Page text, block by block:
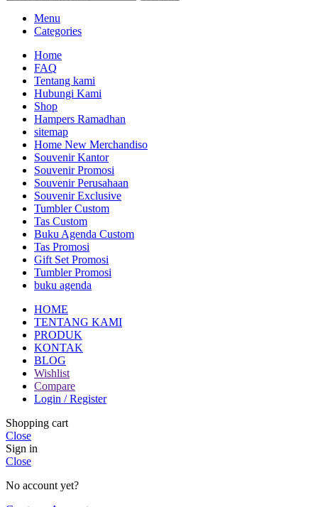
Menu
Categories
Home
FAQ
Tentang kami
Hubungi Kami
Shop
Hampers Ramadhan
sitemap
Home New Merchandiso
Souvenir Kantor
Souvenir Promosi
Souvenir Perusahaan
Souvenir Exclusive
Tumbler Custom
Tas Custom
Buku Agenda Custom
Tas Promosi
Gift Set Promosi
Tumbler Promosi
buku agenda
HOME
TENTANG KAMI
PRODUK
KONTAK
BLOG
Wishlist
Compare
Login / Register
Shopping cart
Close
Sign in
Close
No account yet?